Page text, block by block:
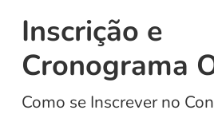
Inscrição e
Cronograma
Como se Inscrever no